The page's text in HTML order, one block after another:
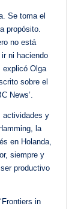
Se toma el
propósito.
no está
ni haciendo
explicó Olga
sobre el
News’.
actividades y
la
en Holanda,
siempre y
productivo
in